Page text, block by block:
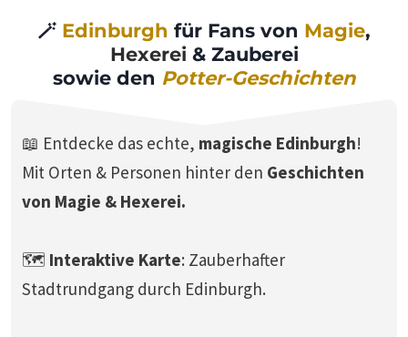
🪄 Edinburgh für Fans von Magie,
Hexerei& Zauberei
sowie den Potter-Geschichten
📖 Entdecke das echte, magische Edinburgh!
Mit Orten & Personen hinter den Geschichten
von Magie & Hexerei.
🗺️ Interaktive Karte: Zauberhafter
Stadtrundgang durch Edinburgh.